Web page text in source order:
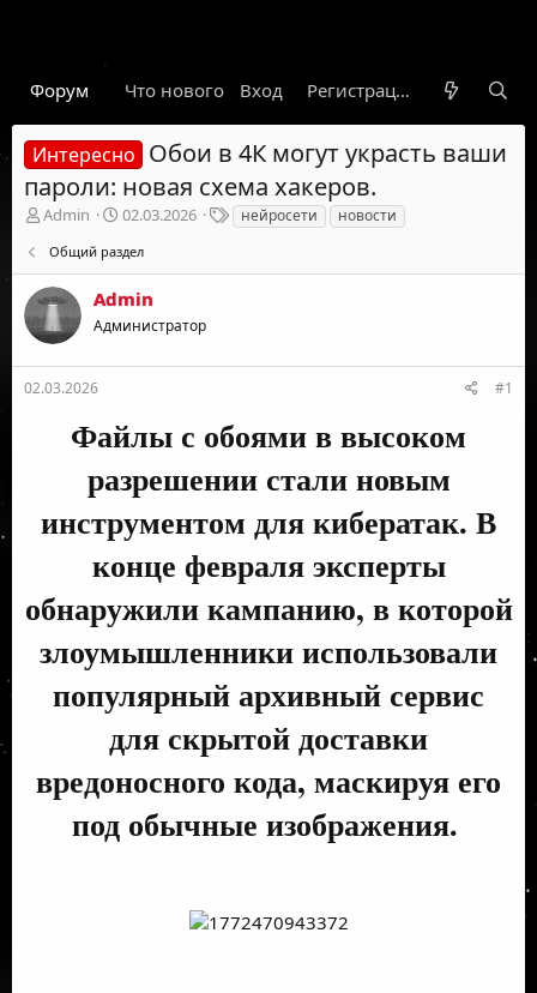
Форум Что нового Гарант Новости
Вход Регистрация
Интересно Обои в 4К могут украсть ваши
пароли: новая схема хакеров.
А
о
р
т
е
м
ы
Admin
Д
т
а
н
а
а
02.03.2026
Т
е
и
нейросети новости
Общий раздел
Admin
Администратор
02.03.2026 #1
Файлы с обоями в высоком
разрешении стали новым
инструментом для кибератак. В
конце февраля эксперты
обнаружили кампанию, в которой
злоумышленники использовали
популярный архивный сервис
для скрытой доставки
вредоносного кода, маскируя его
под обычные изображения.